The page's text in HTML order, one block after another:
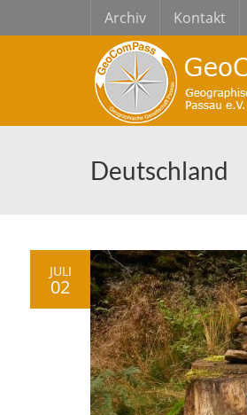
Archiv Kontakt
Deutschland
JULI
02